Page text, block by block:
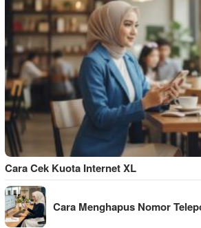
Cara Cek Kuota Internet XL
Cara Menghapus Nomor